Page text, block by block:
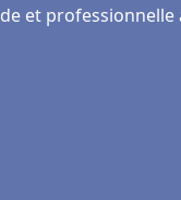
et professionnelle